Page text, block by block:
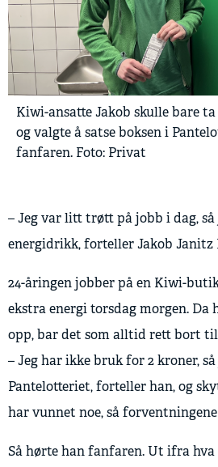
Kiwi-ansatte Jakob skulle bare
og valgte å satse boksen i
fanfaren. Foto: Privat
– Jeg var litt trøtt på jobb i dag, så
energidrikk, forteller Jakob
24-åringen jobber på en Kiwi-
ekstra energi torsdag morgen. Da
opp, bar det som alltid rett bort
– Jeg har ikke bruk for 2 kroner,
Pantelotteriet, forteller han, og
har vunnet noe, så
Så hørte han fanfaren. Ut ifra